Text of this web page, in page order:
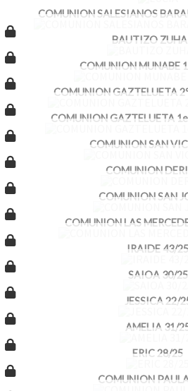
COMUNION SALESIANOS
BAUTIZO
COMUNION MUNABE
COMUNION GAZTELUETA
COMUNION GAZTELUETA
COMUNION SAN
COMUNION
COMUNION SAN
COMUNION LAS
IRAIDE 43/25
SAIOA 30/25
JESSICA 22/
AMELIA 31/
ERIC 28/25
COMUNION